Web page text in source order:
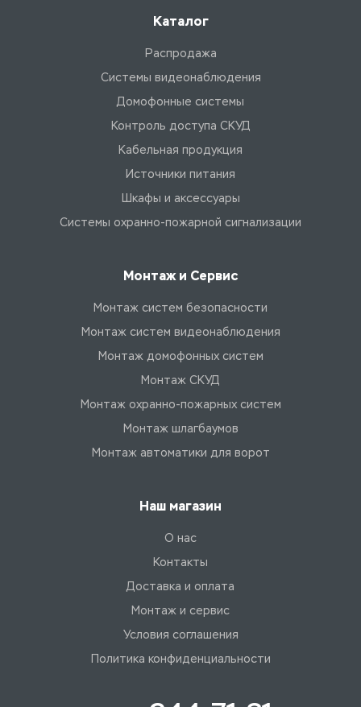
Каталог
Распродажа
Системы видеонаблюдения
Домофонные системы
Контроль доступа СКУД
Кабельная продукция
Источники питания
Шкафы и аксессуары
Системы охранно-пожарной сигнализации
Монтаж и Сервис
Монтаж систем безопасности
Монтаж систем видеонаблюдения
Монтаж домофонных систем
Монтаж СКУД
Монтаж охранно-пожарных систем
Монтаж шлагбаумов
Монтаж автоматики для ворот
Наш магазин
О нас
Контакты
Доставка и оплата
Монтаж и сервис
Условия соглашения
Политика конфиденциальности